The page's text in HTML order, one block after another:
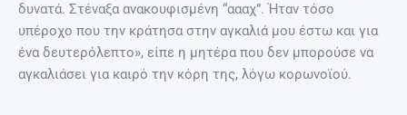
δυνατά. Στέναξα ανακουφισμένη “αααχ”. Ήταν τόσο
υπέροχο που την κράτησα στην αγκαλιά μου έστω και για
ένα δευτερόλεπτο», είπε η μητέρα που δεν μπορούσε να
αγκαλιάσει για καιρό την κόρη της, λόγω κορωνοϊού.